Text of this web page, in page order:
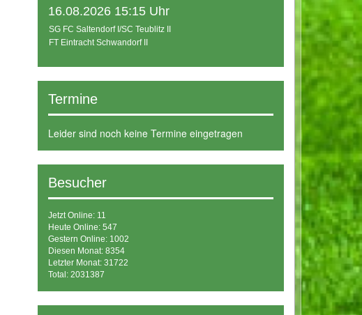
16.08.2026 15:15 Uhr
SG FC Saltendorf I/SC Teublitz II
FT Eintracht Schwandorf II
Termine
Leider sind noch keine Termine eingetragen
Besucher
Jetzt Online: 11
Heute Online: 547
Gestern Online: 1002
Diesen Monat: 8354
Letzter Monat: 31722
Total: 2031387